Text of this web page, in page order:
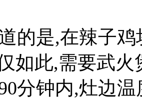
的是,在辣子
如此,需要武火
分钟内,灶边